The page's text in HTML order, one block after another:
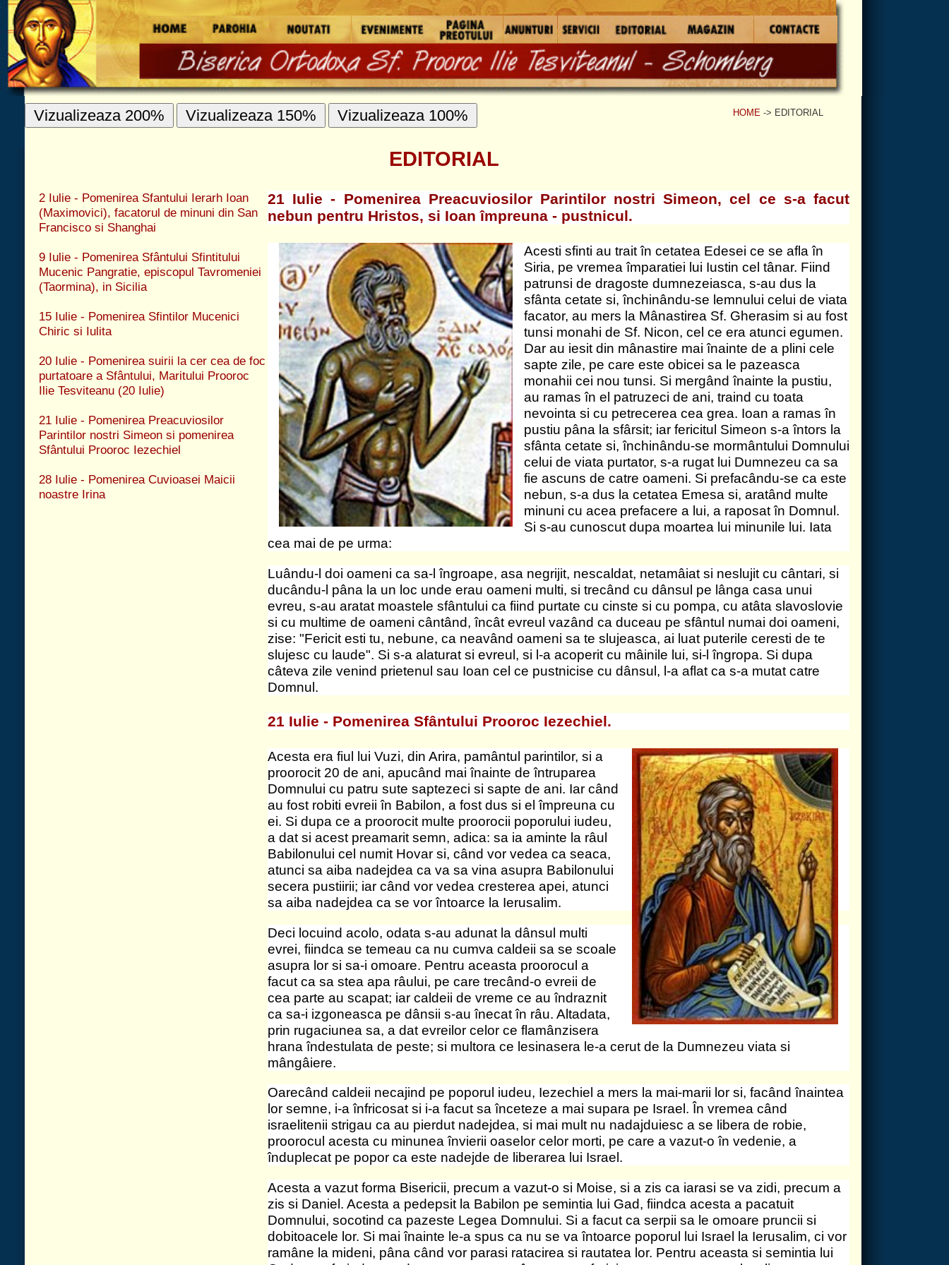
HOME-> EDITORIAL
Vizualizeaza 200% Vizualizeaza 150% Vizualizeaza 100%
EDITORIAL
2 Iulie - Pomenirea Sfantului Ierarh Ioan
15 Iulie - Pomenirea Sfintilor Mucenici
Chiric si Iulita
20 Iulie - Pomenirea suirii la cer cea de foc
purtatoare a Sfântului, Maritului Prooroc
21 Iulie - Pomenirea Preacuviosilor
Parintilor nostri Simeon si pomenirea
Sfântului Prooroc Iezechiel
28 Iulie - Pomenirea Cuvioasei Maicii
21 Iulie - Pomenirea Preacuviosilor Parintilor nostri Simeon, cel ce s-a facut
Acesti sfinti au trait în cetatea Edesei ce se afla în
Siria, pe vremea împaratiei lui Iustin cel tânar. Fiind
facator, au mers la Mânastirea Sf. Gherasim si au fost
tunsi monahi de Sf. Nicon, cel ce era atunci egumen.
Dar au iesit din mânastire mai înainte de a plini cele
sapte zile, pe care este obicei sa le pazeasca
au ramas în el patruzeci de ani, traind cu toata
nevointa si cu petrecerea cea grea. Ioan a ramas în
pustiu pâna la sfârsit; iar fericitul Simeon s-a întors la
sfânta cetate si, închinându-se mormântului Domnului
celui de viata purtator, s-a rugat lui Dumnezeu ca sa
fie ascuns de catre oameni. Si prefacându-se ca este
nebun, s-a dus la cetatea Emesa si, aratând multe
minuni cu acea prefacere a lui, a raposat în Domnul.
Si s-au cunoscut dupa moartea lui minunile lui. Iata
Luându-l doi oameni ca sa-l îngroape, asa negrijit, nescaldat, netamâiat si neslujit cu cântari, si
ducându-l pâna la un loc unde erau oameni multi, si trecând cu dânsul pe lânga casa unui
evreu, s-au aratat moastele sfântului ca fiind purtate cu cinste si cu pompa, cu atâta slavoslovie
si cu multime de oameni cântând, încât evreul vazând ca duceau pe sfântul numai doi oameni,
zise: "Fericit esti tu, nebune, ca neavând oameni sa te slujeasca, ai luat puterile ceresti de te
slujesc cu laude". Si s-a alaturat si evreul, si l-a acoperit cu mâinile lui, si-l îngropa. Si dupa
câteva zile venind prietenul sau Ioan cel ce pustnicise cu dânsul, l-a aflat ca s-a mutat catre
Domnul.
21 Iulie - Pomenirea Sfântului Prooroc Iezechiel.
Acesta era fiul lui Vuzi, din Arira, pamântul parintilor, si a
proorocit 20 de ani, apucând mai înainte de întruparea
Domnului cu patru sute saptezeci si sapte de ani. Iar când
au fost robiti evreii în Babilon, a fost dus si el împreuna cu
ei. Si dupa ce a proorocit multe proorocii poporului iudeu,
a dat si acest preamarit semn, adica: sa ia aminte la râul
Babilonului cel numit Hovar si, când vor vedea ca seaca,
atunci sa aiba nadejdea ca va sa vina asupra Babilonului
secera pustiirii; iar când vor vedea cresterea apei, atunci
Deci locuind acolo, odata s-au adunat la dânsul multi
evrei, fiindca se temeau ca nu cumva caldeii sa se scoale
asupra lor si sa-i omoare. Pentru aceasta proorocul a
facut ca sa stea apa râului, pe care trecând-o evreii de
cea parte au scapat; iar caldeii de vreme ce au îndraznit
ca sa-i izgoneasca pe dânsii s-au înecat în râu. Altadata,
prin rugaciunea sa, a dat evreilor celor ce flamânzisera
hrana îndestulata de peste; si multora ce lesinasera le-a cerut de la Dumnezeu viata si
Oarecând caldeii necajind pe poporul iudeu, Iezechiel a mers la mai-marii lor si, facând înaintea
lor semne, i-a înfricosat si i-a facut sa înceteze a mai supara pe Israel. În vremea când
israelitenii strigau ca au pierdut nadejdea, si mai mult nu nadajduiesc a se libera de robie,
înduplecat pe popor ca este nadejde de liberarea lui Israel.
Acesta a vazut forma Bisericii, precum a vazut-o si Moise, si a zis ca iarasi se va zidi, precum a
Domnului, socotind ca pazeste Legea Domnului. Si a facut ca serpii sa le omoare pruncii si
dobitoacele lor. Si mai înainte le-a spus ca nu se va întoarce poporul lui Israel la Ierusalim, ci vor
ramâne la mideni, pâna când vor parasi ratacirea si rautatea lor. Pentru aceasta si semintia lui
Gad, nesuferind sa auda acestea, a omorât pe acest fericit prooroc, ca pe unul ce li se
împotrivea în toate zilele si-i mustra pentru închinarea idolilor. Deci l-a îngropat pe el poporul lui
Israel în tarina lui Tur, în mormântul lui Arfaxad. Si este mormântul acestuia pestera îndoita; iar
îndoita se zice caci este ascunsa, si are înauntru întoarcere, care o arata pe ea a fi doua pesteri.
Proorocul acesta era la chipul trupului în acest fel: lungaret la cap, statul de mijloc, uscat la fata
si barba având-o deasa, lunga si ascutita.
© 2026 Biserica Ortodoxa Sf. Prooroc Ilie Tesviteanul si Sf. Cuvioasa Parascheva din Schomberg, Ontario.